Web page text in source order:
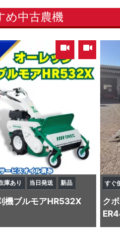
め中古農機
庫あり 当日発送 新品
機ブルモアHR532X
すぐ
ク